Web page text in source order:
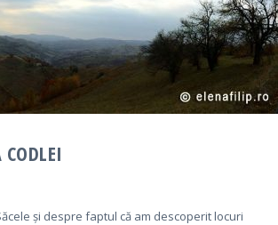
și despre faptul că am descoperit locuri